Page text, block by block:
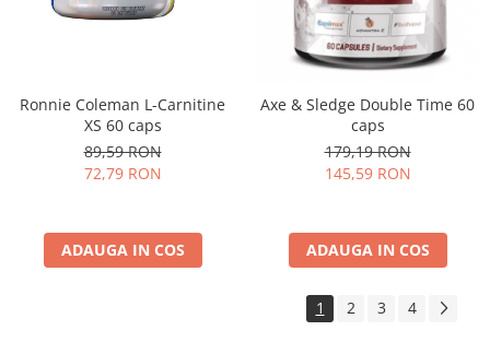
Ronnie Coleman L-Carnitine
XS 60 caps
89,59 RON
72,79 RON
ADAUGA IN COS
Axe & Sledge Double Time 60
caps
179,19 RON
145,59 RON
ADAUGA IN COS
1 2 3 4